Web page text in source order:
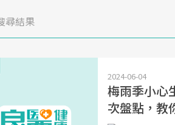
尋結果
2024-06-04
梅雨季小心
次盤點，教